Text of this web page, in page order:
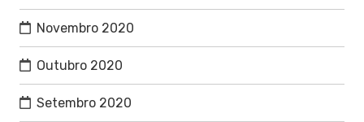
Novembro 2020
Outubro 2020
Setembro 2020